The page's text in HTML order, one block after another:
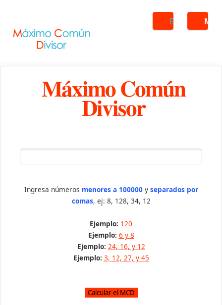
Buscar
Máximo Común
Divisor
Ingresa números menores a 100000y separados por
comas, ej: 8, 128, 34, 12
Ejemplo: 120
Ejemplo: 6 y 8
Ejemplo: 24, 16, y 12
Ejemplo: 3, 12, 27, y 45